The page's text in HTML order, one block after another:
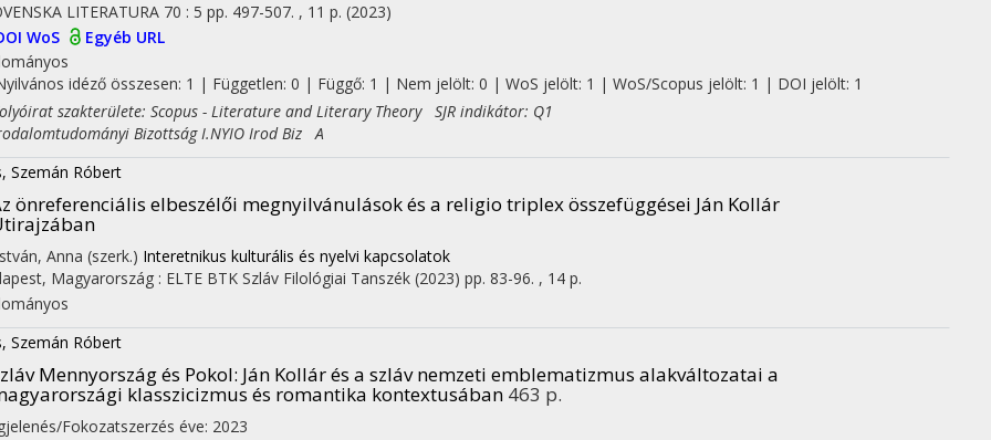
LITERATURA 70 : 5 pp. 497-507. , 11 p. (2023)
WoS
Egyéb URL
idéző összesen: 1 | Független: 0 | Függő: 1 | Nem jelölt: 0 | WoS jelölt: 1 | WoS/Scopus jelölt: 1 | DOI jelölt: 1
szakterülete: Scopus - Literature and Literary Theory SJR indikátor: Q1
Bizottság I.NYIO Irod Biz A
Szemán Róbert
önreferenciális elbeszélői megnyilvánulások és a religio triplex összefüggései Ján Kollár
Anna (szerk.) Interetnikus kulturális és nyelvi kapcsolatok
Magyarország : ELTE BTK Szláv Filológiai Tanszék (2023) pp. 83-96. , 14 p.
Szemán Róbert
Mennyország és Pokol: Ján Kollár és a szláv nemzeti emblematizmus alakváltozatai a
klasszicizmus és romantika kontextusában 463 p.
Fokozatszerzés éve: 2023